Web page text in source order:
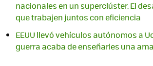
nacionales en un superclúster. El
que trabajen juntos con eficiencia
EEUU llevó vehículos autónomos a
guerra acaba de enseñarles una